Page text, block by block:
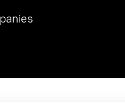
we hosted Dr. Nik Spirin,
at NVIDIA. He
in this role. Prior